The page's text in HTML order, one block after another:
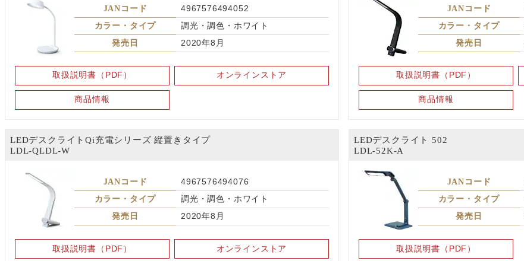
JANコード
4967576494052
カラー・タイプ
調光・調色・ホワイト
発売日
2020年8月
取扱説明書（PDF） オンラインストア
商品情報
JANコード
カラー・タイプ
発売日
取扱説明書（PDF）
商品情報
LEDデスクライトQi充電シリーズ 縦置きタイプ
LDL-QLDL-W
JANコード
4967576494076
カラー・タイプ
調光・調色・ホワイト
発売日
2020年8月
取扱説明書（PDF） オンラインストア
LEDデスクライト 502
LDL-52K-A
JANコード
カラー・タイプ
発売日
取扱説明書（PDF）